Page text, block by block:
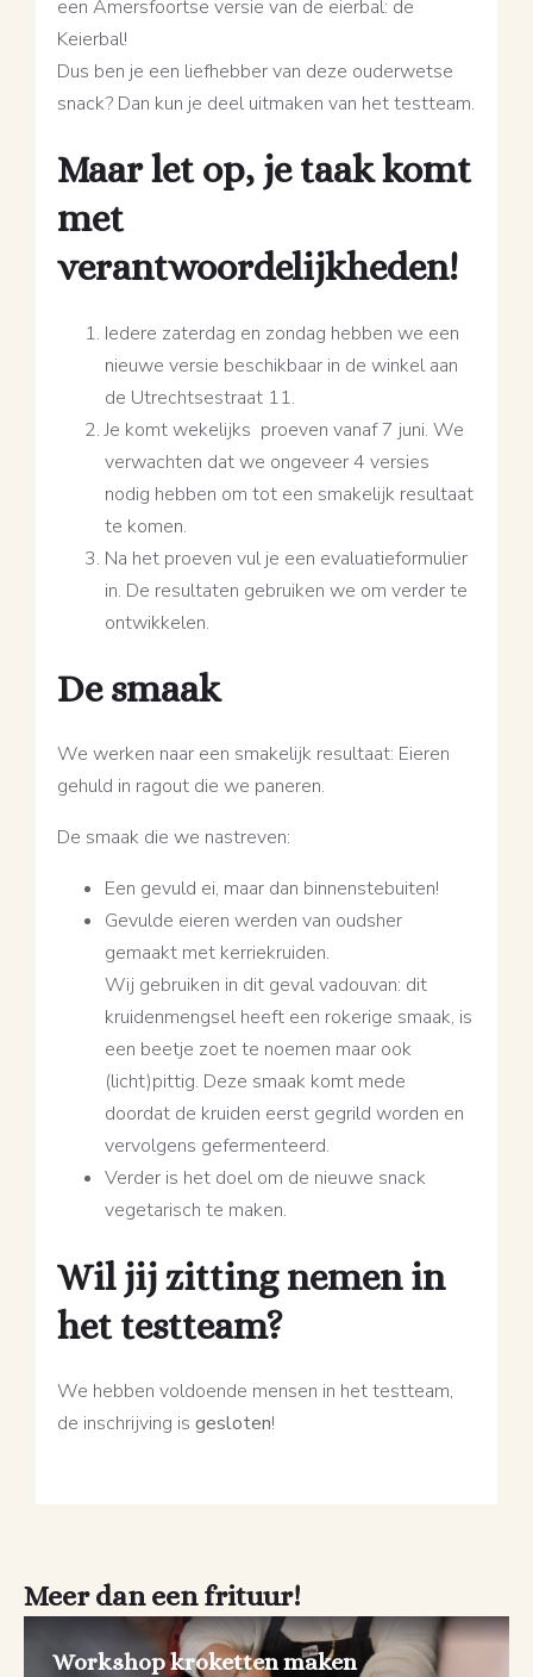
een Amersfoortse versie van de eierbal: de
Keierbal!
Dus ben je een liefhebber van deze ouderwetse
snack? Dan kun je deel uitmaken van het testteam.
Maar let op, je taak komt
met
verantwoordelijkheden!
Iedere zaterdag en zondag hebben we een
nieuwe versie beschikbaar in de winkel aan
de Utrechtsestraat 11.
Je komt wekelijks proeven vanaf 7 juni. We
verwachten dat we ongeveer 4 versies
nodig hebben om tot een smakelijk resultaat
te komen.
Na het proeven vul je een evaluatieformulier
in. De resultaten gebruiken we om verder te
ontwikkelen.
De smaak
We werken naar een smakelijk resultaat: Eieren
gehuld in ragout die we paneren.
De smaak die we nastreven:
Een gevuld ei, maar dan binnenstebuiten!
Gevulde eieren werden van oudsher
gemaakt met kerriekruiden.
Wij gebruiken in dit geval vadouvan: dit
kruidenmengsel heeft een rokerige smaak, is
een beetje zoet te noemen maar ook
(licht)pittig. Deze smaak komt mede
doordat de kruiden eerst gegrild worden en
vervolgens gefermenteerd.
Verder is het doel om de nieuwe snack
vegetarisch te maken.
Wil jij zitting nemen in
het testteam?
We hebben voldoende mensen in het testteam,
de inschrijving isgesloten!
Meer dan een frituur!
Workshop kroketten maken